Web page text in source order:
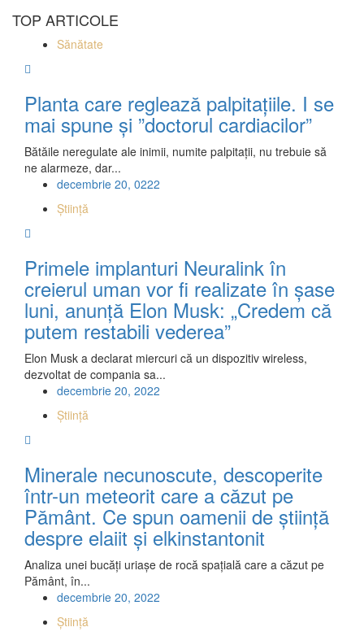
TOP ARTICOLE
Sănătate
Planta care reglează palpitațiile. I se
mai spune şi ”doctorul cardiacilor”
Bătăile neregulate ale inimii, numite palpitaţii, nu trebuie să
ne alarmeze, dar...
decembrie 20, 0222
Știință
Primele implanturi Neuralink în
creierul uman vor fi realizate în șase
luni, anunță Elon Musk: „Credem că
putem restabili vederea”
Elon Musk a declarat miercuri că un dispozitiv wireless,
dezvoltat de compania sa...
decembrie 20, 2022
Știință
Minerale necunoscute, descoperite
într-un meteorit care a căzut pe
Pământ. Ce spun oamenii de știință
despre elaiit și elkinstantonit
Analiza unei bucăți uriașe de rocă spațială care a căzut pe
Pământ, în...
decembrie 20, 2022
Știință